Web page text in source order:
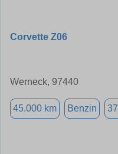
Corvette Z06
Werneck, 97440
45.000 km Benzin